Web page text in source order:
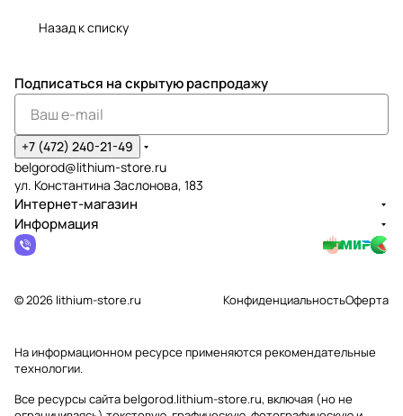
Назад к списку
Подписаться на скрытую распродажу
+7 (472) 240-21-49
belgorod@lithium-store.ru
ул. Константина Заслонова, 183
Интернет-магазин
Информация
© 2026 lithium-store.ru КонфиденциальностьОферта
На информационном ресурсе применяютсярекомендательные
технологии.
Все ресурсы сайта belgorod.lithium-store.ru, включая (но не